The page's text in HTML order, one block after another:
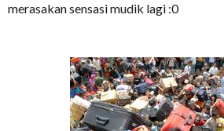
merasakan sensasi mudik lagi :0